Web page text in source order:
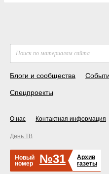
Блоги и сообщества
Спецпроекты
О нас Контактная информация
День ТВ
Новый
номер
№31
Архив
газеты